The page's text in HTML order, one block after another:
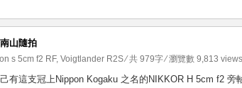
山隨拍
s 5cm f2 RF, Voigtlander R2S⁄ 共 979字 ⁄ 瀏覽數 9,813
有這支冠上Nippon Kogaku 之名的NIKKOR H 5cm f2